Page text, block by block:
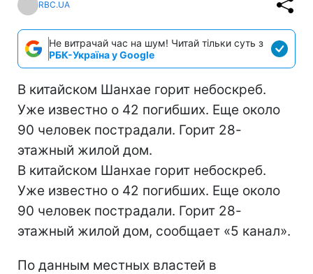
RBC.UA
Не витрачай час на шум! Читай тільки суть з
РБК-Україна у Google
В китайском Шанхае горит небоскреб.
Уже известно о 42 погибших. Еще около
90 человек пострадали. Горит 28-
этажный жилой дом.
В китайском Шанхае горит небоскреб.
Уже известно о 42 погибших. Еще около
90 человек пострадали. Горит 28-
этажный жилой дом, сообщает «5 канал».
По данным местных властей в